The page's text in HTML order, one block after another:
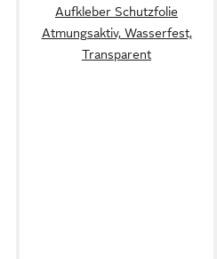
Aufkleber Schutzfolie
Atmungsaktiv, Wasserfest,
Transparent